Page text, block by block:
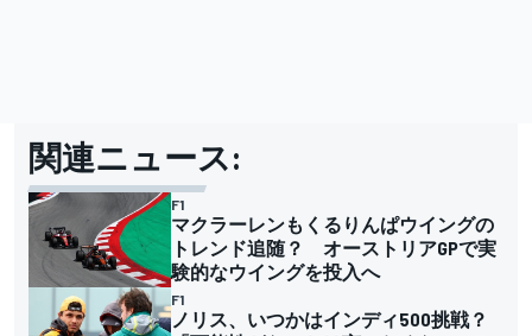
関連ニュース:
F1
マクラーレンもくるりんぱウイングの
トレンド追随？ オーストリアGPで実
験的なウイングを投入へ
F1
ノリス、いつかはインディ500挑戦？